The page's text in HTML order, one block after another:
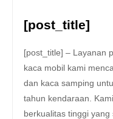
[post_title]
[post_title] – Layanan
kaca mobil kami
dan kaca samping
tahun kendaraan.
berkualitas tinggi